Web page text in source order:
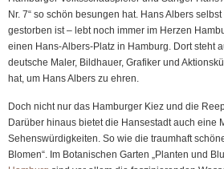
Nr. 7“ so schön besungen hat. Hans Albers
gestorben ist – lebt noch immer im Herzen
einen Hans-Albers-Platz in Hamburg. Dort steht
deutsche Maler, Bildhauer, Grafiker und
hat, um Hans Albers zu ehren.
Doch nicht nur das Hamburger Kiez und die
Darüber hinaus bietet die Hansestadt auch eine
Sehenswürdigkeiten. So wie die traumhaft
Blomen“. Im Botanischen Garten „Planten und